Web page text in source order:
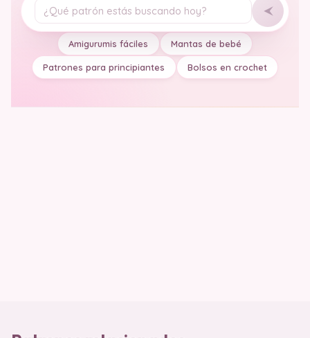
Tu pregunta
Amigurumis fáciles Mantas de bebé
Patrones para principiantes Bolsos en crochet